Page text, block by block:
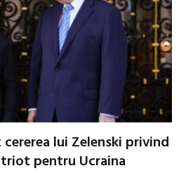
lui Zelenski privind
pentru Ucraina